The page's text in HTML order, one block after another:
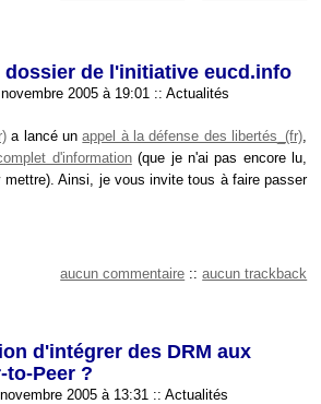
dossier de l'initiative eucd.info
2005 à 19:01 :: Actualités
a lancé unappel à la défense des libertés
,
d'information(que je n'ai pas encore lu,
Ainsi, je vous invite tous à faire passer
aucun commentaire :: aucun trackback
d'intégrer des DRM aux
to-Peer ?
2005 à 13:31 :: Actualités